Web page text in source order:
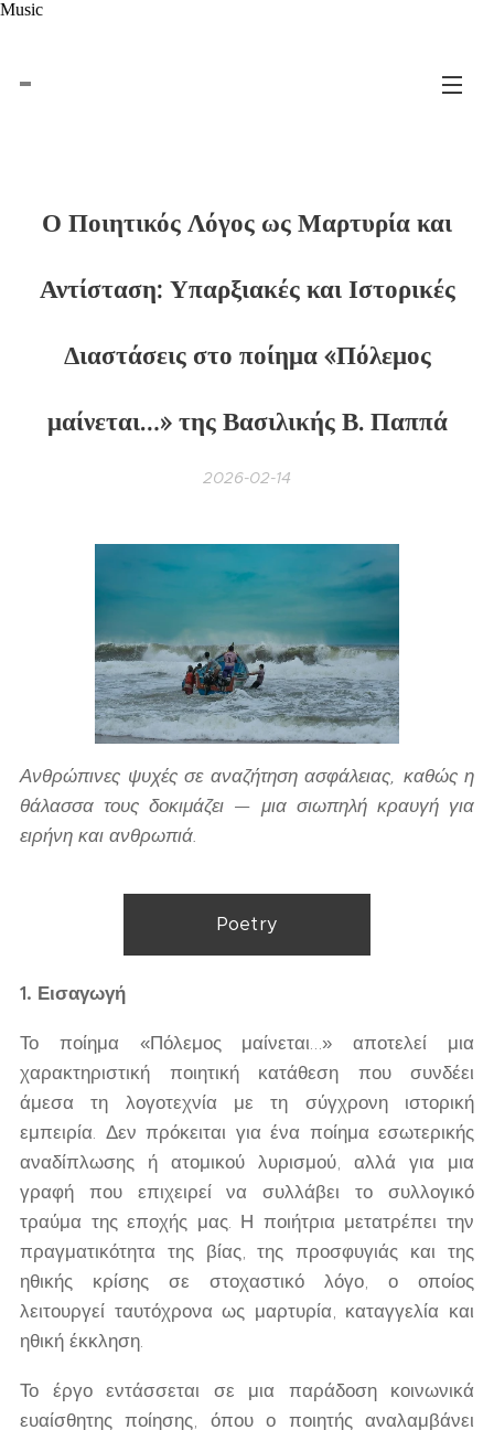
Music
Ο Ποιητικός Λόγος ως Μαρτυρία και
Αντίσταση: Υπαρξιακές και Ιστορικές
Διαστάσεις στο ποίημα «Πόλεμος
μαίνεται…» της Βασιλικής Β. Παππά
2026-02-14
Ανθρώπινες ψυχές σε αναζήτηση ασφάλειας, καθώς η
θάλασσα τους δοκιμάζει — μια σιωπηλή κραυγή για
ειρήνη και ανθρωπιά.
Poetry
1. Εισαγωγή
Το ποίημα «Πόλεμος μαίνεται…» αποτελεί μια
χαρακτηριστική ποιητική κατάθεση που συνδέει
άμεσα τη λογοτεχνία με τη σύγχρονη ιστορική
εμπειρία. Δεν πρόκειται για ένα ποίημα εσωτερικής
αναδίπλωσης ή ατομικού λυρισμού, αλλά για μια
γραφή που επιχειρεί να συλλάβει το συλλογικό
τραύμα της εποχής μας. Η ποιήτρια μετατρέπει την
πραγματικότητα της βίας, της προσφυγιάς και της
ηθικής κρίσης σε στοχαστικό λόγο, ο οποίος
λειτουργεί ταυτόχρονα ως μαρτυρία, καταγγελία και
ηθική έκκληση.
Το έργο εντάσσεται σε μια παράδοση κοινωνικά
ευαίσθητης ποίησης, όπου ο ποιητής αναλαμβάνει